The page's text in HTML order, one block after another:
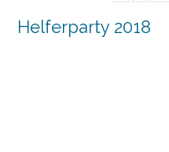
Helferparty 2018